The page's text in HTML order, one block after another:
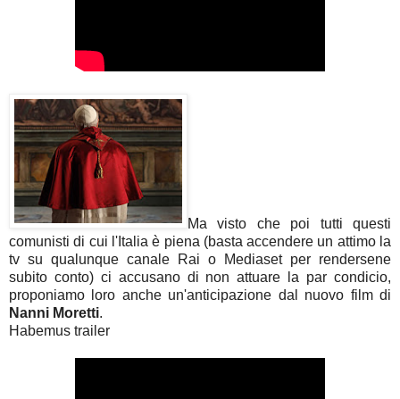
Ma visto che poi tutti questi
comunisti di cui l'Italia è piena (basta accendere un attimo la
tv su qualunque canale Rai o Mediaset per rendersene
subito conto) ci accusano di non attuare la par condicio,
proponiamo loro anche un'anticipazione dal nuovo film di
Nanni Moretti.
Habemus trailer